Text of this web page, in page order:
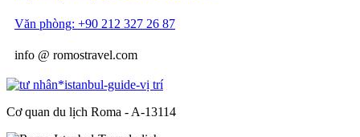
Văn phòng: +90 212 327 26 87
info @ romostravel.com
Cơ quan du lịch Roma - A-13114